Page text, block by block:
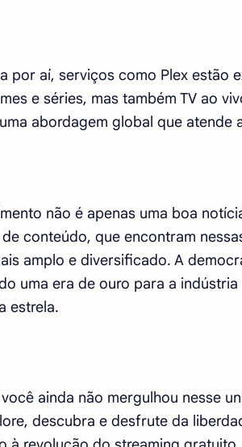
por aí, serviços como Plex estão
e séries, mas também TV ao
abordagem global que atende
não é apenas uma boa
conteúdo, que encontram
amplo e diversificado. A
uma era de ouro para a
estrela.
ainda não mergulhou nesse
descubra e desfrute da